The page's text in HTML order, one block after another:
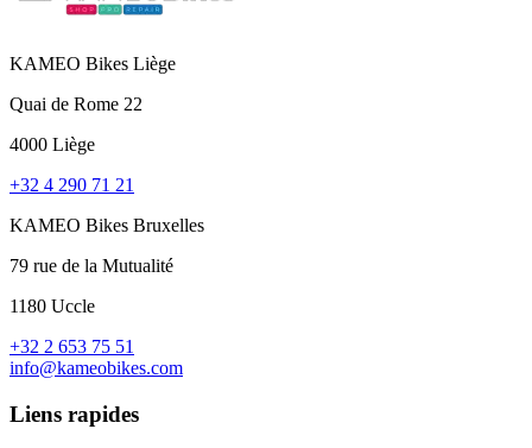
KAMEO Bikes Liège
Quai de Rome 22
4000 Liège
+32 4 290 71 21
KAMEO Bikes Bruxelles
79 rue de la Mutualité
1180 Uccle
+32 2 653 75 51
info@kameobikes.com
Liens rapides